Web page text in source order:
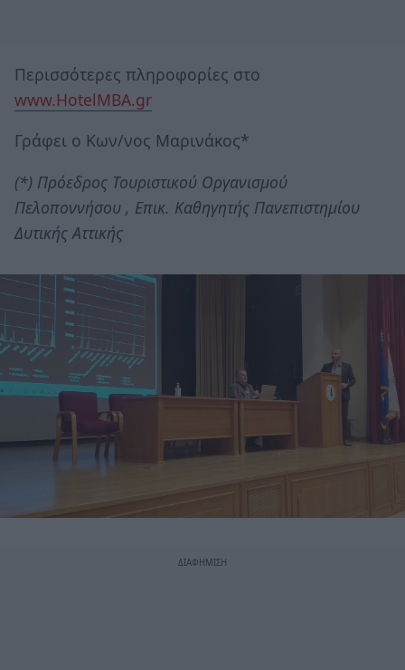
Περισσότερες πληροφορίες στο
www.HotelMBA.gr
Γράφει ο Κων/νος Μαρινάκος*
(*) Πρόεδρος Τουριστικού Οργανισμού
Πελοποννήσου , Επικ. Καθηγητής Πανεπιστημίου
Δυτικής Αττικής